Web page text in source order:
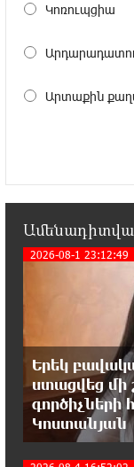
կահավորվել
դաշտում, և դա
պաշտպանության
կնքել. Արտակ
Նիկոլ
Կոռուպցիա
Արտաքին
2026-08-1 23:12:49
Երեկ
ստացվեց մի
գործիչների
Կոստանյան